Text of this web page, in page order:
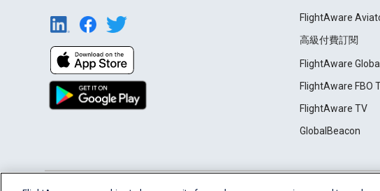
FlightAware
高級付費訂閱
FlightAware Global
FlightAware FBO
FlightAware TV
GlobalBeacon